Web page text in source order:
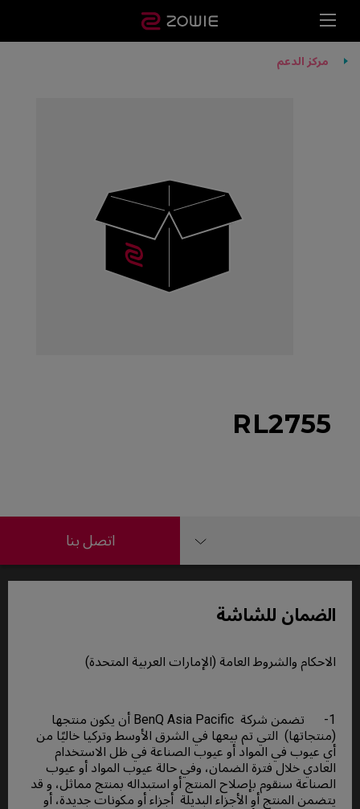
مركز الدعم
RL2755
اتصل بنا
الضمان للشاشة
الاحكام والشروط العامة (الإمارات العربية المتحدة)
1- تضمن شركة BenQ Asia Pacific أن يكون منتجها
(منتجاتها) التي تم بيعها في الشرق الأوسط وتركيا خاليًا من
أي عيوب في المواد أو عيوب الصناعة في ظل الاستخدام
العادي خلال فترة الضمان، وفي حالة عيوب المواد أو عيوب
الصناعة سنقوم بإصلاح المنتج أو استبداله بمنتج مماثل، و قد
يتضمن المنتج أو الأجزاء البديلة أجزاء أو مكونات جديدة، أو